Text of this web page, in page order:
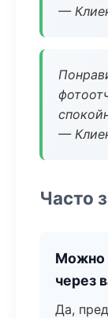
—
—
Часто
Можно
через
Да,